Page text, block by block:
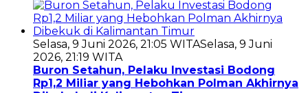
Selasa, 9 Juni 2026, 21:05 WITASelasa, 9 Juni
2026, 21:19 WITA
Buron Setahun, Pelaku Investasi Bodong
Rp1,2 Miliar yang Hebohkan Polman Akhirnya